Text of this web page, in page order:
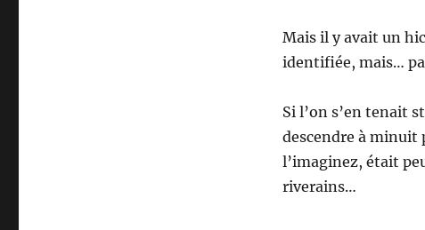
Mais il y avait un
identifiée, mais…
Si l’on s’en tenait
descendre à minuit
l’imaginez, était
riverains…